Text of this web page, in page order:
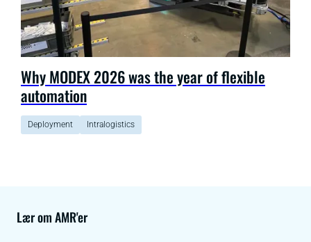
Why MODEX 2026 was the year of flexible
automation
Deployment Intralogistics
Lær om AMR'er